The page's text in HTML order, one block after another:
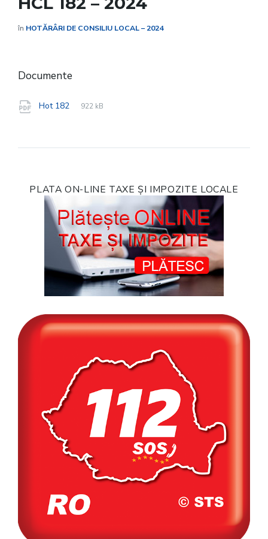
în HOTĂRÂRI DE CONSILIU LOCAL – 2024
Documente
Hot 182
File
pdf
File
922 kB
PLATA ON-LINE TAXE ȘI IMPOZITE LOCALE